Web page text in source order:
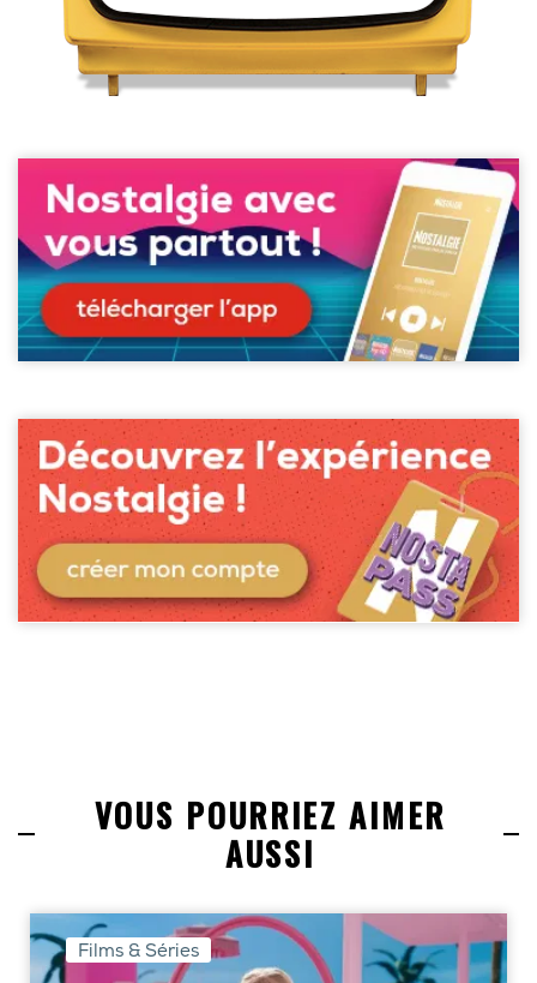
VOUS POURRIEZ AIMER
AUSSI
Films & Séries